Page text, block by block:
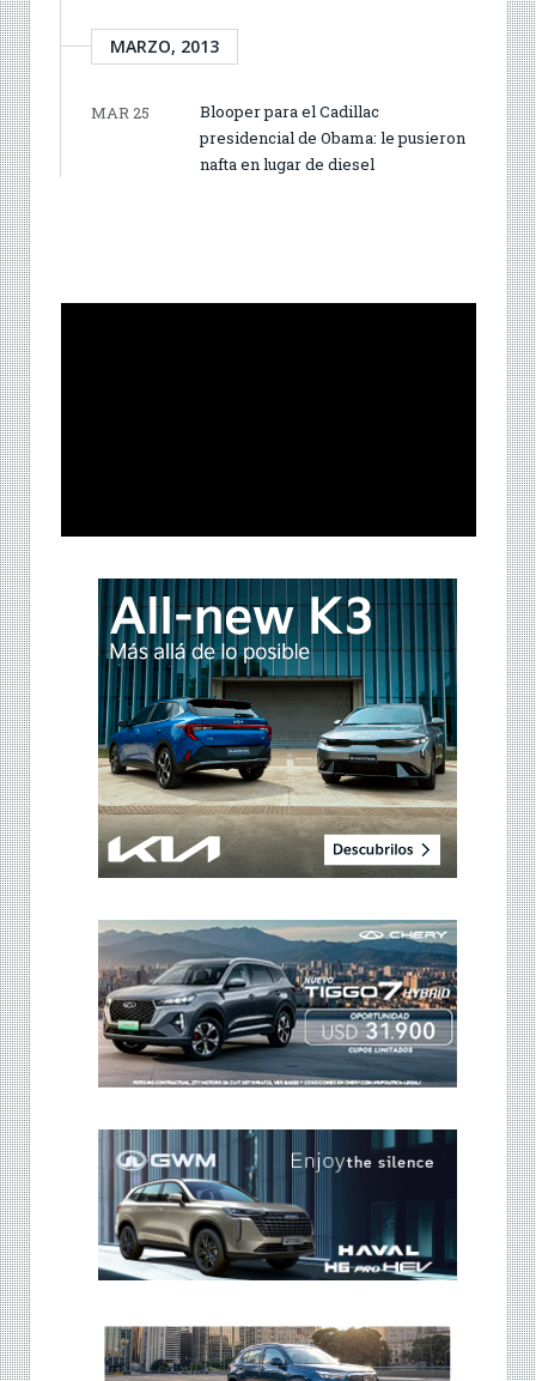
MARZO, 2013
MAR 25
Blooper para el Cadillac
presidencial de Obama: le pusieron
nafta en lugar de diesel